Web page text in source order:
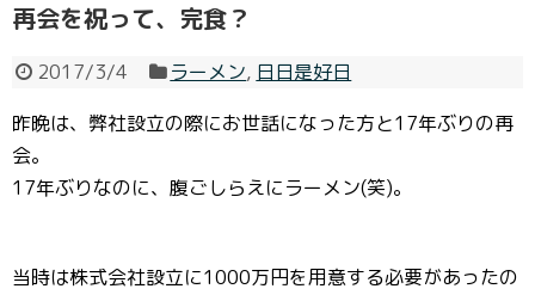
再会を祝って、完食？
2017/3/4 ラーメン, 日日是好日
昨晩は、弊社設立の際にお世話になった方と17年ぶりの再
会。
17年ぶりなのに、腹ごしらえにラーメン(笑)。
当時は株式会社設立に1000万円を用意する必要があったの